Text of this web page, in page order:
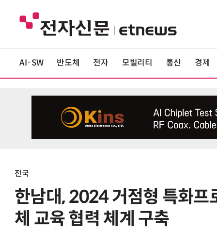
AI·SW 반도체 전자 모빌리티 통신 경제
전국
한남대, 2024 거점형 특화프
체 교육 협력 체계 구축